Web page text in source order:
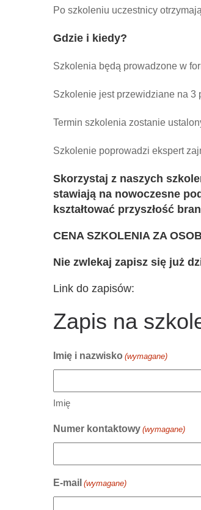
Po szkoleniu uczestnicy
Gdzie i kiedy?
Szkolenia będą prowadzone w
Szkolenie jest przewidziane na 3
Termin szkolenia zostanie
Szkolenie poprowadzi ekspert
Skorzystaj z naszych
stawiają na nowoczesne
kształtować przyszłość
CENA SZKOLENIA ZA
Nie zwlekaj zapisz się już
Link do zapisów:
Zapis na
Imię i nazwisko (wymagane)
Imię
Numer kontaktowy (wymagane)
E-mail (wymagane)